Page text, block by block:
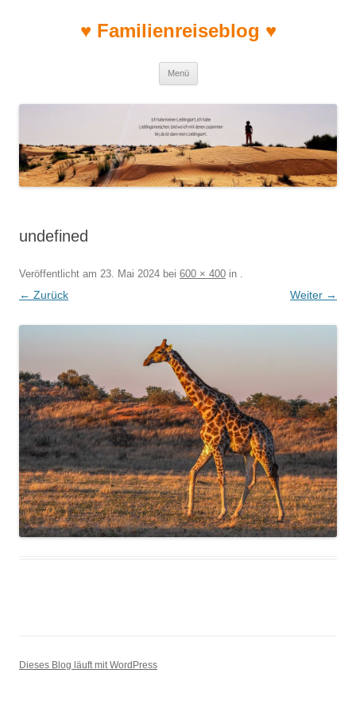
♥ Familienreiseblog ♥
Menü
undefined
Veröffentlicht am 23. Mai 2024 bei 600 × 400 in .
← Zurück Weiter →
Dieses Blog läuft mit WordPress